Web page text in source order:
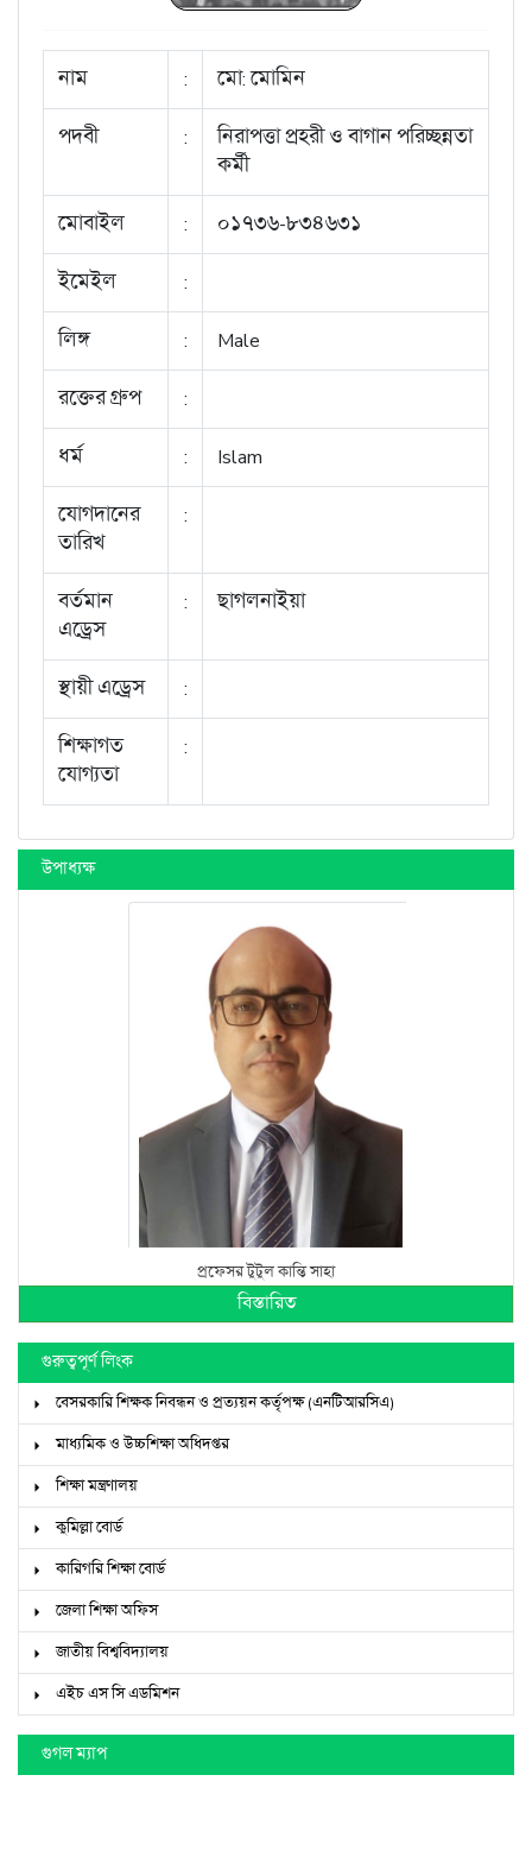
নাম : মো: মোমিন
পদবী :
নিরাপত্তা প্রহরী ও বাগান পরিচ্ছন্নতা
কর্মী
মোবাইল : ০১৭৩৬-৮৩৪৬৩১
ইমেইল :
লিঙ্গ : Male
রক্তের গ্রুপ :
ধর্ম : Islam
যোগদানের
তারিখ
:
বর্তমান
এড্রেস
: ছাগলনাইয়া
স্থায়ী এড্রেস :
শিক্ষাগত
যোগ্যতা
:
উপাধ্যক্ষ
প্রফেসর টুটুল কান্তি সাহা
বিস্তারিত
গুরুত্বপূর্ণ লিংক
বেসরকারি শিক্ষক নিবন্ধন ও প্রত্যয়ন কর্তৃপক্ষ (এনটিআরসিএ)
মাধ্যমিক ও উচ্চশিক্ষা অধিদপ্তর
শিক্ষা মন্ত্রণালয়
কুমিল্লা বোর্ড
কারিগরি শিক্ষা বোর্ড
জেলা শিক্ষা অফিস
জাতীয় বিশ্ববিদ্যালয়
এইচ এস সি এডমিশন
গুগল ম্যাপ